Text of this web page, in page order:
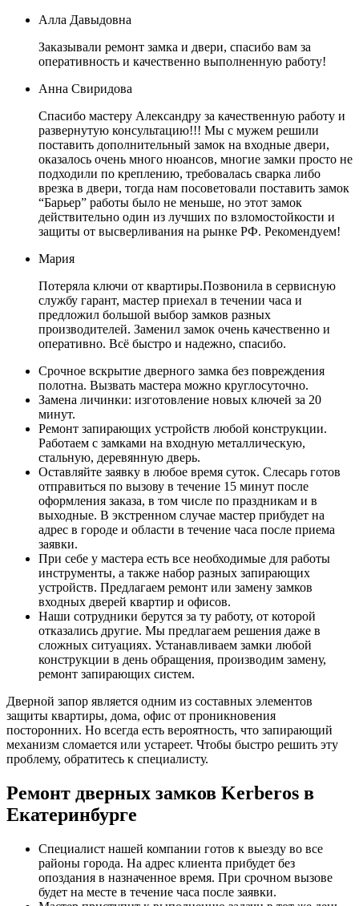
Алла Давыдовна
Заказывали ремонт замка и двери, спасибо вам за
оперативность и качественно выполненную работу!
Анна Свиридова
Спасибо мастеру Александру за качественную работу и
развернутую консультацию!!! Мы с мужем решили
поставить дополнительный замок на входные двери,
оказалось очень много нюансов, многие замки просто не
подходили по креплению, требовалась сварка либо
врезка в двери, тогда нам посоветовали поставить замок
“Барьер” работы было не меньше, но этот замок
действительно один из лучших по взломостойкости и
защиты от высверливания на рынке РФ. Рекомендуем!
Мария
Потеряла ключи от квартиры.Позвонила в сервисную
службу гарант, мастер приехал в течении часа и
предложил большой выбор замков разных
производителей. Заменил замок очень качественно и
оперативно. Всё быстро и надежно, спасибо.
Срочное вскрытие дверного замка без повреждения
полотна. Вызвать мастера можно круглосуточно.
Замена личинки: изготовление новых ключей за 20
минут.
Ремонт запирающих устройств любой конструкции.
Работаем с замками на входную металлическую,
стальную, деревянную дверь.
Оставляйте заявку в любое время суток. Слесарь готов
отправиться по вызову в течение 15 минут после
оформления заказа, в том числе по праздникам и в
выходные. В экстренном случае мастер прибудет на
адрес в городе и области в течение часа после приема
заявки.
При себе у мастера есть все необходимые для работы
инструменты, а также набор разных запирающих
устройств. Предлагаем ремонт или замену замков
входных дверей квартир и офисов.
Наши сотрудники берутся за ту работу, от которой
отказались другие. Мы предлагаем решения даже в
сложных ситуациях. Устанавливаем замки любой
конструкции в день обращения, производим замену,
ремонт запирающих систем.
Дверной запор является одним из составных элементов
защиты квартиры, дома, офис от проникновения
посторонних. Но всегда есть вероятность, что запирающий
механизм сломается или устареет. Чтобы быстро решить эту
проблему, обратитесь к специалисту.
Ремонт дверных замков Kerberos в
Екатеринбурге
Специалист нашей компании готов к выезду во все
районы города. На адрес клиента прибудет без
опоздания в назначенное время. При срочном вызове
будет на месте в течение часа после заявки.